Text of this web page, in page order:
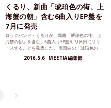
くるり、新曲「琥珀色の街、上
海蟹の朝」含む6曲入りEP盤を
7月に発売
ロックバンド・くるりが、新曲「琥珀色の街、上
海蟹の朝」を含む、6曲入りEP盤を7月6日にリリ
ースすることを発表した。 表題曲の「琥珀色の
2016.5.6 MEETIA編集部